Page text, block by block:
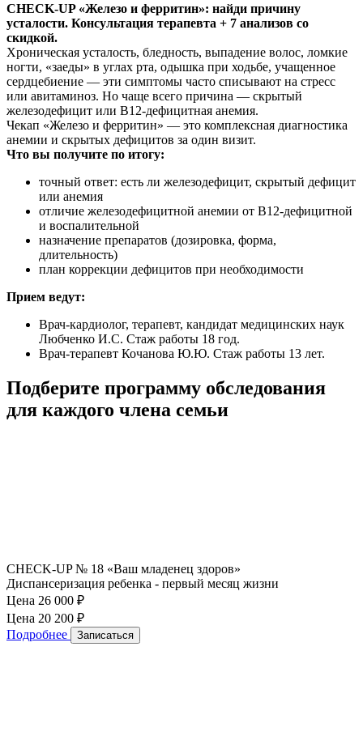
CHECK-UP «Железо и ферритин»: найди причину
усталости. Консультация терапевта + 7 анализов со
скидкой.
Хроническая усталость, бледность, выпадение волос, ломкие
ногти, «заеды» в углах рта, одышка при ходьбе, учащенное
сердцебиение — эти симптомы часто списывают на стресс
или авитаминоз. Но чаще всего причина — скрытый
железодефицит или В12-дефицитная анемия.
Чекап «Железо и ферритин» — это комплексная диагностика
анемии и скрытых дефицитов за один визит.
Что вы получите по итогу:
точный ответ: есть ли железодефицит, скрытый дефицит
или анемия
отличие железодефицитной анемии от В12-дефицитной
и воспалительной
назначение препаратов (дозировка, форма,
длительность)
план коррекции дефицитов при необходимости
Прием ведут:
Врач-кардиолог, терапевт, кандидат медицинских наук
Любченко И.С. Стаж работы 18 год.
Врач-терапевт Кочанова Ю.Ю. Стаж работы 13 лет.
Подберите программу обследования
для каждого члена семьи
CHECK-UP № 18 «Ваш младенец здоров»
Диспансеризация ребенка - первый месяц жизни
Цена 26 000 ₽
Цена 20 200 ₽
Подробнее
Записаться